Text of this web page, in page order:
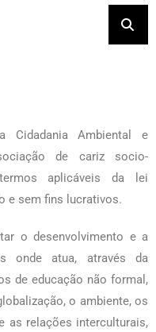
Cidadania Ambiental e
de cariz socio-
aplicáveis da lei
e sem fins lucrativos.
o desenvolvimento e a
onde atua, através da
de educação não formal,
o ambiente, os
as relações interculturais,